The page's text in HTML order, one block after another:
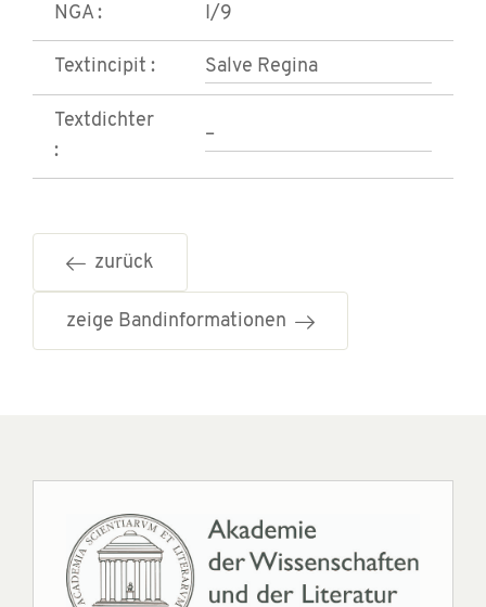
NGA : I/9
Textincipit : Salve Regina
Textdichter
:
–
zurück
zeige Bandinformationen